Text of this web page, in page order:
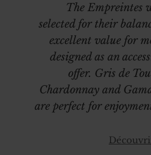
The Empreintes
selected for their
excellent value for
designed as an
offer. Gris de
Chardonnay and
are perfect for